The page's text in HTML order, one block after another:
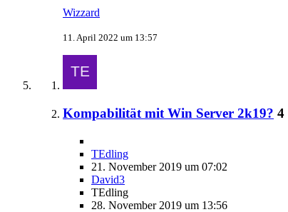
Wizzard
11. April 2022 um 13:57
Kompabilität mit Win Server 2k19? 4
TEdling
21. November 2019 um 07:02
David3
TEdling
28. November 2019 um 13:56